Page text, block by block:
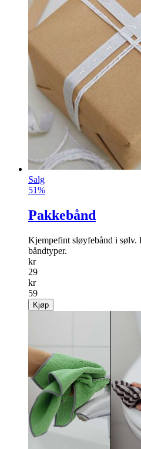
Salg
51%
Pakkebånd
Kjempefint sløyfebånd i sølv.
båndtyper.
kr
29
kr
59
Kjøp